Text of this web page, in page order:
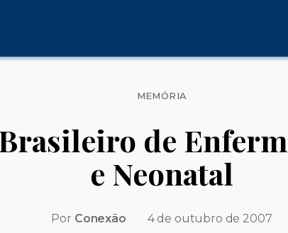
Categorias
MEMÓRIA
de
e Neonatal
Por Conexão 4 de outubro de 2007